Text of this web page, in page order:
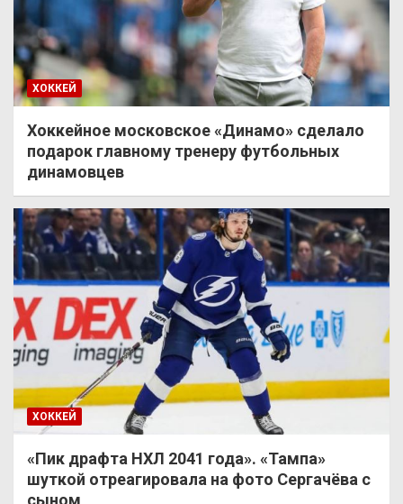
ХОККЕЙ
Хоккейное московское «Динамо» сделало
подарок главному тренеру футбольных
динамовцев
ХОККЕЙ
«Пик драфта НХЛ 2041 года». «Тампа»
шуткой отреагировала на фото Сергачёва с
сыном